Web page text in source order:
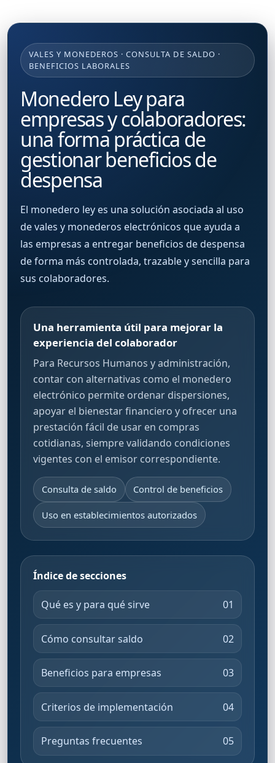
VALES Y MONEDEROS · CONSULTA DE SALDO ·
BENEFICIOS LABORALES
Monedero Ley para
empresas y colaboradores:
una forma práctica de
gestionar beneficios de
despensa
El monedero ley es una solución asociada al uso
de vales y monederos electrónicos que ayuda a
las empresas a entregar beneficios de despensa
de forma más controlada, trazable y sencilla para
sus colaboradores.
Una herramienta útil para mejorar la
experiencia del colaborador
Para Recursos Humanos y administración,
contar con alternativas como el monedero
electrónico permite ordenar dispersiones,
apoyar el bienestar financiero y ofrecer una
prestación fácil de usar en compras
cotidianas, siempre validando condiciones
vigentes con el emisor correspondiente.
Consulta de saldo Control de beneficios
Uso en establecimientos autorizados
Índice de secciones
Qué es y para qué sirve 01
Cómo consultar saldo 02
Beneficios para empresas 03
Criterios de implementación 04
Preguntas frecuentes 05